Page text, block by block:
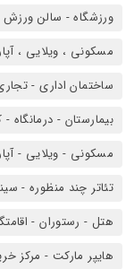
ورزشگاه - سالن ورزش
مسکونی ، ویلایی ،
ساختمان اداری -
بیمارستان - درمانگاه
مسکونی - ویلایی -
تئاتر چند منظوره -
هتل - رستوران -
هایپر مارکت - مرکز